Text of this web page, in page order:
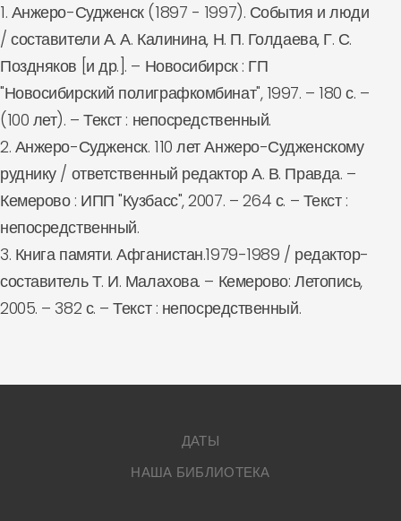
1. Анжеро-Судженск (1897 - 1997). События и люди
/ составители А. А. Калинина, Н. П. Голдаева, Г. С.
Поздняков [и др.]. – Новосибирск : ГП
"Новосибирский полиграфкомбинат", 1997. – 180 с. –
(100 лет). – Текст : непосредственный.
2. Анжеро-Судженск. 110 лет Анжеро-Судженскому
руднику / ответственный редактор А. В. Правда. –
Кемерово : ИПП "Кузбасс", 2007. – 264 с. – Текст :
непосредственный.
3. Книга памяти. Афганистан.1979-1989 / редактор-
составитель Т. И. Малахова. – Кемерово: Летопись,
2005. – 382 с. – Текст : непосредственный.
ДАТЫ
НАША БИБЛИОТЕКА